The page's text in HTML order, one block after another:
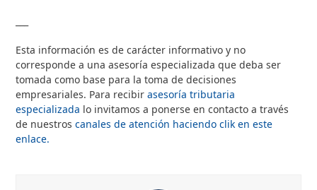
Esta información es de carácter informativo y no
corresponde a una asesoría especializada que deba ser
tomada como base para la toma de decisiones
empresariales. Para recibirasesoría tributaria
especializada lo invitamos a ponerse en contacto a través
de nuestroscanales de atención haciendo clik en este
enlace.